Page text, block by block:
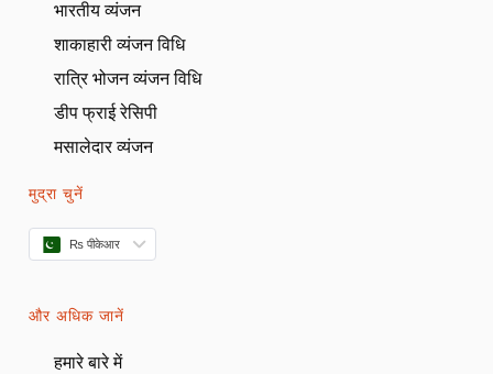
भारतीय व्यंजन
शाकाहारी व्यंजन विधि
रात्रि भोजन व्यंजन विधि
डीप फ्राई रेसिपी
मसालेदार व्यंजन
मुद्रा चुनें
₨ पीकेआर
और अधिक जानें
हमारे बारे में